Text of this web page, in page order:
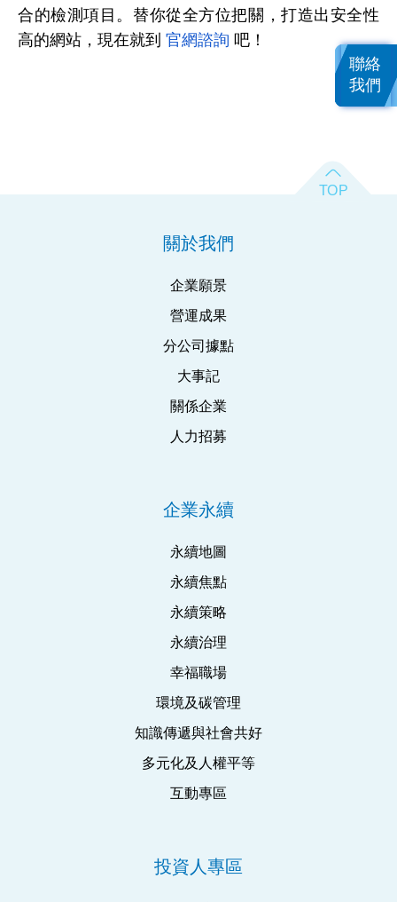
合的檢測項目。替你從全方位把關，打造出安全性
高的網站，現在就到 官網諮詢 吧！
關於我們
企業願景
營運成果
分公司據點
大事記
關係企業
人力招募
企業永續
永續地圖
永續焦點
永續策略
永續治理
幸福職場
環境及碳管理
知識傳遞與社會共好
多元化及人權平等
互動專區
投資人專區
聯絡
我們